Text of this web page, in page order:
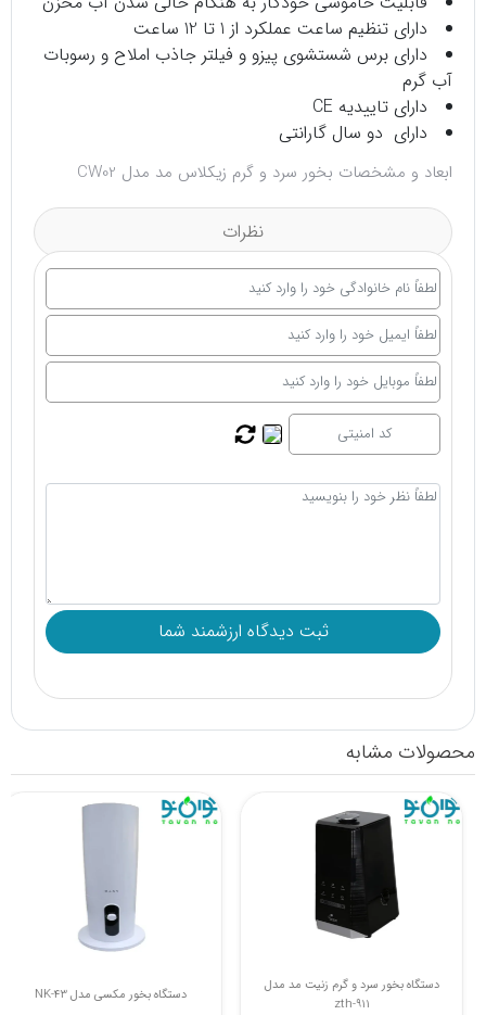
دارای تنظیم ساعت عملکرد از 1 تا 12 ساعت
دارای برس شستشوی پیزو و فیلتر جاذب املاح و رسوبات
آب گرم
دارای تاییدیه CE
دارای دو سال گارانتی
ابعاد و مشخصات بخور سرد و گرم زیکلاس مد مدل CW02
نظرات
محصولات مشابه
دستگاه بخور سرد و گرم زنیت مد مدل
zth-911
دستگاه بخور سرد زنیت مد مدل zth-
728CW